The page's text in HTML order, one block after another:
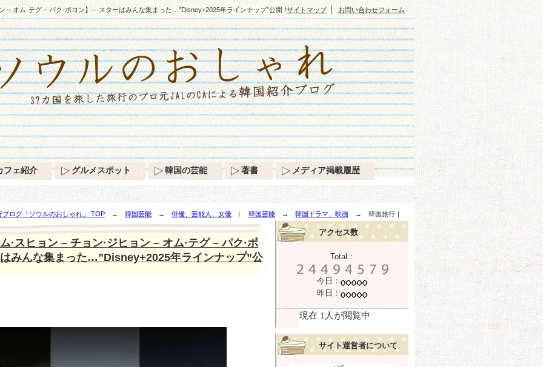
– オム·テグ – パク·ボヨン】···スターはみんな集まった…”Disney+2025年ラインナップ”公開！
ログ「ソウルのおしゃれ」 TOP → 韓国芸能 → 俳優、芸能人、女優 | 韓国芸能 → 韓国ドラマ、映画 → 韓国旅行｜
– パク·ボヨン】···スターはみんな集まった…”Disney+2025年ラインナップ”公開！
·スヒョン – チョン·ジヒョン – オム·テグ – パク·ボ
はみんな集まった…”Disney+2025年ラインナップ”公
アクセス数
Total：
今日：
昨日：
サイト運営者について
サイトマップ｜ お問い合わせフォーム
フェ紹介 グルメスポット 韓国の芸能 著書 メディア掲載履歴